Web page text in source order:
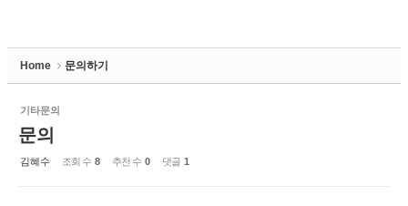
Home 문의하기
기타문의
문의
김혜수 조회 수 8 추천 수 0 댓글 1